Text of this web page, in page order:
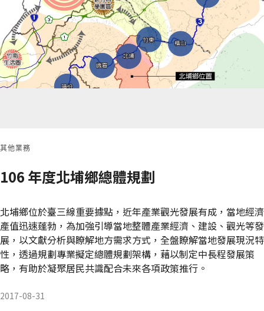
其他業務
106 年度北埔鄉總體規劃
北埔鄉位於臺三線重要據點，近年產業觀光發展有成，當地經濟
產值迅速蓬勃，為加強引導當地整體產業經濟、建設、觀光等發
展，以文獻分析與瞭解地方需求方式，全盤瞭解當地發展現況特
性，透過規劃專業擬定總體規劃架構，藉以制定中長程發展策
略，有助於凝聚居民共識配合未來各項政策推行。
2017-08-31